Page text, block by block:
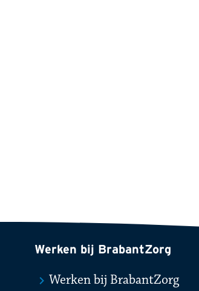
Werken bij BrabantZorg
Werken bij BrabantZorg